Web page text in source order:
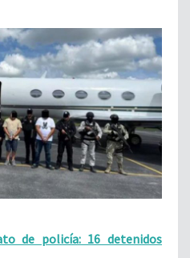
de policía: 16 detenidos